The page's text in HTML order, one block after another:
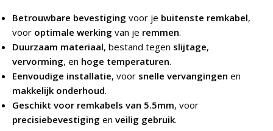
Betrouwbare bevestiging voor je buitenste remkabel,
voor optimale werking van je remmen.
Duurzaam materiaal, bestand tegen slijtage,
vervorming, en hoge temperaturen.
Eenvoudige installatie, voor snelle vervangingen en
makkelijk onderhoud.
Geschikt voor remkabels van 5.5mm, voor
precisiebevestiging en veilig gebruik.